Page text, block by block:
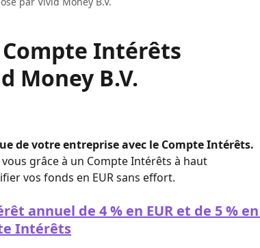
Intérêts
Money B.V.
de votre entreprise avec le Compte Intérêts.
grâce à un Compte Intérêts à haut
vos fonds en EUR sans effort.
annuel de 4 % en EUR et de 5 % en
Intérêts